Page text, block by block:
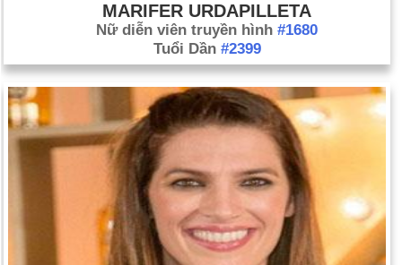
MARIFER URDAPILLETA
Nữ diễn viên truyền hình #1680
Tuổi Dần #2399